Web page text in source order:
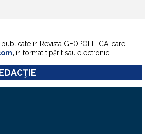
în Revista GEOPOLITICA, care
, în format tipărit sau electronic.